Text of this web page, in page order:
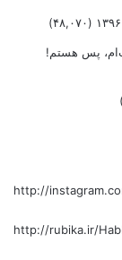
(۴۸,۰۷۰)
http://
http://rubika.ir/